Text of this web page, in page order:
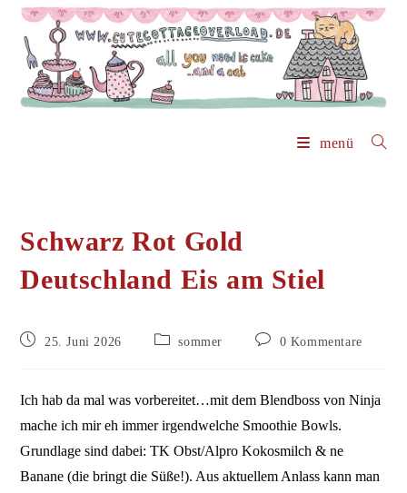
Zum
Inhalt
springen
menü
Schwarz Rot Gold
Deutschland Eis am Stiel
Beitrag25. Juni 2026
Beitrags-
sommer
Beitrags-0 Kommentare
Ich hab da mal was vorbereitet…mit dem Blendboss von Ninja
mache ich mir eh immer irgendwelche Smoothie Bowls.
Grundlage sind dabei: TK Obst/Alpro Kokosmilch & ne
Banane (die bringt die Süße!). Aus aktuellem Anlass kann man